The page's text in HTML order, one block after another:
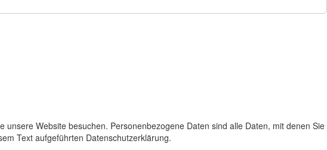
Website besuchen. Personenbezogene Daten sind alle Daten, mit denen Sie
Text aufgeführten Datenschutzerklärung.